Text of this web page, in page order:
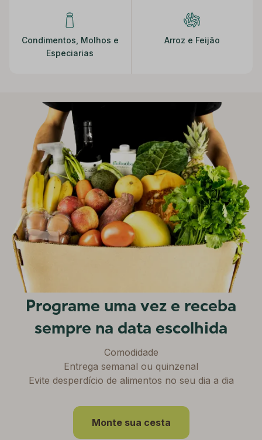
Condimentos, Molhos e
Especiarias
Arroz e Feijão
Programe uma vez e receba
sempre na data escolhida
Comodidade
Entrega semanal ou quinzenal
Evite desperdício de alimentos no seu dia a dia
Monte sua cesta